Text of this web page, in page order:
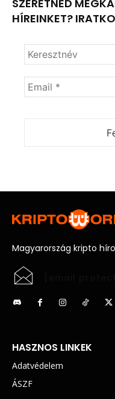
SZERETNÉD
HÍREINKET?
Magyarország kripto
HASZNOS LINKEK
Adatvédelem
ÁSZF